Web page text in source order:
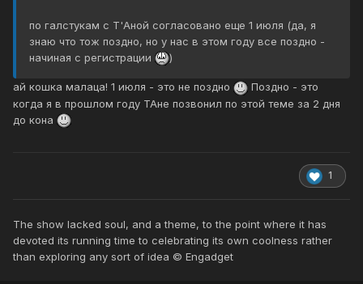
по галстукам с Т'Аной согласовано еще 1 июля (да, я
знаю что тож поздно, но у нас в этом году все поздно -
начиная с регистрации
)
ай кошка малаца! 1 июля - это не поздно
Поздно - это
когда я в прошлом году ТАне позвонил по этой теме за 2 дня
до кона
1
The show lacked soul, and a theme, to the point where it has
devoted its running time to celebrating its own coolness rather
than exploring any sort of idea © Engadget